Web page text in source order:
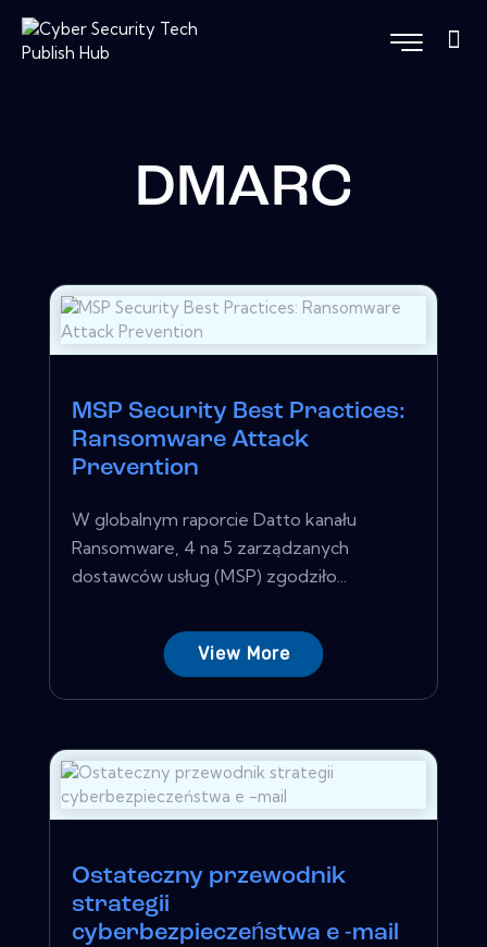
DMARC
MSP Security Best Practices:
Ransomware Attack
Prevention
W globalnym raporcie Datto kanału
Ransomware, 4 na 5 zarządzanych
dostawców usług (MSP) zgodziło...
View More
Ostateczny przewodnik
strategii
cyberbezpieczeństwa e -mail